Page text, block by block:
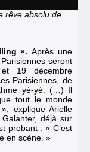
rêve absolu de
».Après une
seront
19 décembre
Parisiennes, de
yé-yé. (…) Il
tout le monde
explique Arielle
Galanter, déjà sur
probant : « C’est
en scène. »